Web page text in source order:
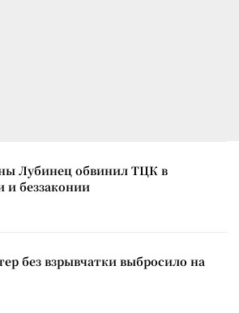
Лубинец обвинил ТЦК в
и беззаконии
без взрывчатки выбросило на